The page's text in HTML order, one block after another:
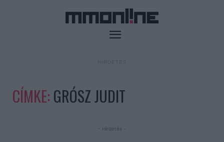
CÍMKE: GRÓSZ JUDIT
- Hirdetés -